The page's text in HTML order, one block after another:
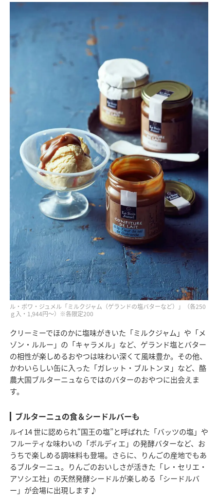
ル・ボワ・ジュメル「ミルクジャム（ゲランドの塩バターなど）」（各250
ｇ入・1,944円～）※各限定200
クリーミーでほのかに塩味がきいた「ミルクジャム」や「メ
ゾン・ルルー」の「キャラメル」など、ゲランド塩とバター
の相性が楽しめるおやつは味わい深くて風味豊か。その他、
かわいらしい缶に入った「ガレット・ブルトンヌ」など、酪
農大国ブルターニュならではのバターのおやつに出会えま
す。
ブルターニュの食＆シードルバーも
ルイ14 世に認められ“国王の塩”と呼ばれた「バッツの塩」や
フルーティな味わいの「ボルディエ」の発酵バターなど、お
うちで楽しめる調味料も登場。さらに、りんごの産地でもあ
るブルターニュ。りんごのおいしさが活きた「レ・セリエ・
アソシエ社」の天然発酵シードルが楽しめる「シードルバ
ー」が会場に出現します♪